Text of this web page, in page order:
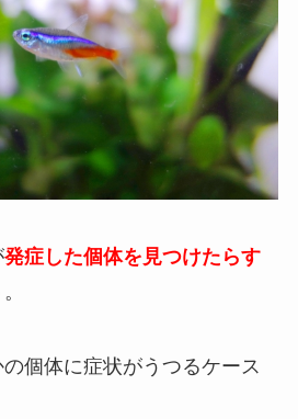
発症した個体を見つけたらす
。
個体に症状がうつるケース